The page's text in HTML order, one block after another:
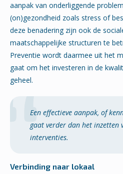
aanpak van onderliggende
(on)gezondheid zoals stress of
deze benadering zijn ook de
maatschappelijke structuren te
Preventie wordt daarmee uit het
gaat om het investeren in de
geheel.
Een effectieve aanpak, of
gaat verder dan het inzetten
interventies.
Verbinding naar lokaal